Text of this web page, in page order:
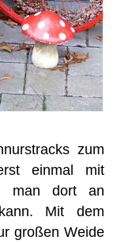
zum
einmal mit
man dort an
Mit dem
großen Weide